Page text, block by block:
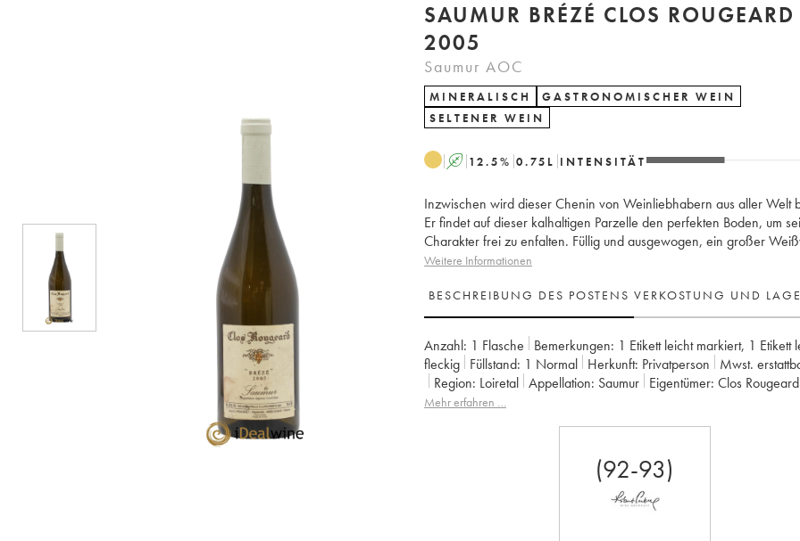
SAUMUR BRÉZÉ CLOS ROUGEARD
2005
Saumur AOC
MINERALISCH
GASTRONOMISCHER WEIN
SELTENER WEIN
A 12.5% 0.75 L INTENSITÄT
Inzwischen wird dieser Chenin von Weinliebhabern aus aller Welt
Er findet auf dieser kalhaltigen Parzelle den perfekten Boden, um
Charakter frei zu enfalten. Füllig und ausgewogen, ein großer
Weitere Informationen
BESCHREIBUNG DES POSTENS VERKOSTUNG UND
Anzahl: 1 Flasche Bemerkungen: 1 Etikett leicht markiert, 1 Etikett
fleckig Füllstand: 1 Normal Herkunft: privatperson Mwst.
Region: Loiretal Appellation: Saumur Eigentümer: Clos Rougeard
Mehr erfahren …
(92-93)